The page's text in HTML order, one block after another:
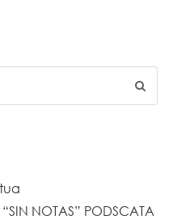
NOTAS” PODSCATA